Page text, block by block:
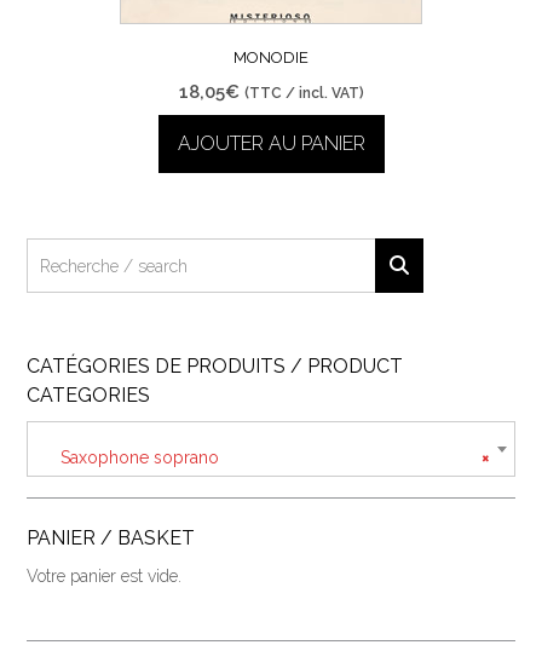
MONODIE
18,05€ (TTC / incl. VAT)
AJOUTER AU PANIER
CATÉGORIES DE PRODUITS / PRODUCT
CATEGORIES
×
Saxophone soprano
PANIER / BASKET
Votre panier est vide.